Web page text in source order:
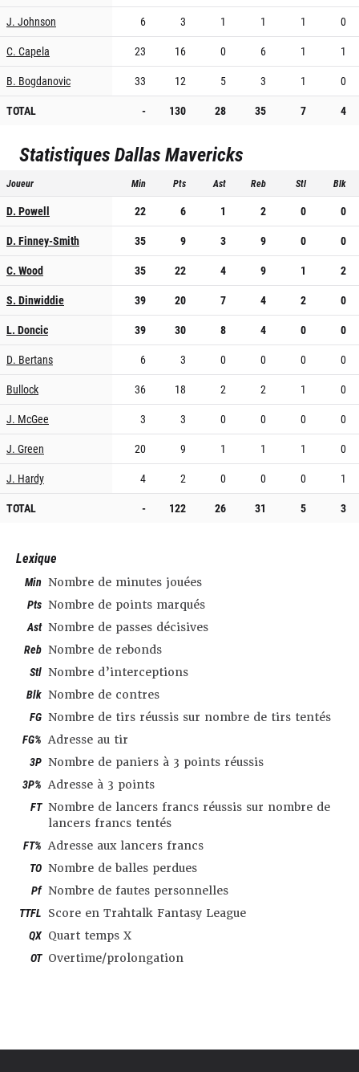
J. Johnson
6 3 1 1 1
0
C. Capela
23 16 0 6 1
1
B. Bogdanovic
33 12 5 3 1
0
TOTAL
- 130 28 35 7 4
StatistiquesDallas Mavericks
Joueur Min Pts Ast Reb Stl Blk
D. Powell 22 6 1 2 0
0
D. Finney-Smith
35 9 3 9 0
0
C. Wood
35 22 4 9 1
2
S. Dinwiddie
39 20 7 4 2
0
L. Doncic
39 30 8 4 0
0
D. Bertans
6 3 0 0 0
0
Bullock
36 18 2 2 1
0
J. McGee
3 3 0 0 0
0
J. Green
20 9 1 1 1
0
J. Hardy
4 2 0 0 0
1
TOTAL
- 122 26 31 5 3
Lexique
Min Nombre de minutes jouées
Pts Nombre de points marqués
Ast Nombre de passes décisives
Reb Nombre de rebonds
Stl Nombre d’interceptions
Blk Nombre de contres
FG Nombre de tirs réussis sur nombre de tirs tentés
FG% Adresse au tir
3P Nombre de paniers à 3 points réussis
3P% Adresse à 3 points
FT Nombre de lancers francs réussis sur nombre de
lancers francs tentés
FT% Adresse aux lancers francs
TO Nombre de balles perdues
Pf Nombre de fautes personnelles
TTFL Score en Trahtalk Fantasy League
QX Quart temps X
OT Overtime/prolongation